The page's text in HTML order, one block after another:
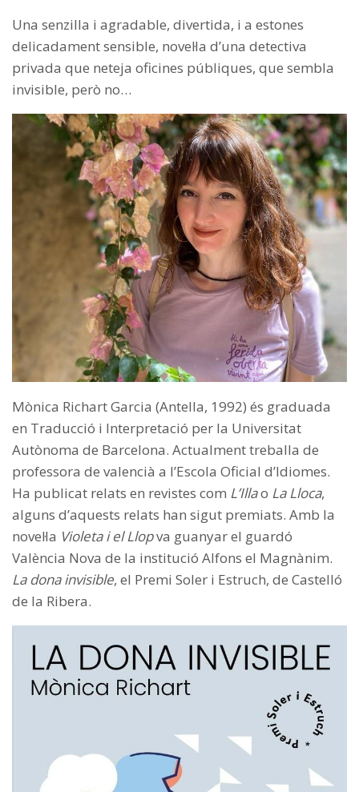
Una senzilla i agradable, divertida, i a estones
delicadament sensible, novel·la d’una detectiva
privada que neteja oficines públiques, que sembla
invisible, però no…
Mònica Richart Garcia (Antella, 1992) és graduada
en Traducció i Interpretació per la Universitat
Autònoma de Barcelona. Actualment treballa de
professora de valencià a l’Escola Oficial d’Idiomes.
Ha publicat relats en revistes com L’Illao La Lloca,
alguns d’aquests relats han sigut premiats. Amb la
novel·la Violeta i el Llopva guanyar el guardó
València Nova de la institució Alfons el Magnànim.
La dona invisible, el Premi Soler i Estruch, de Castelló
de la Ribera.